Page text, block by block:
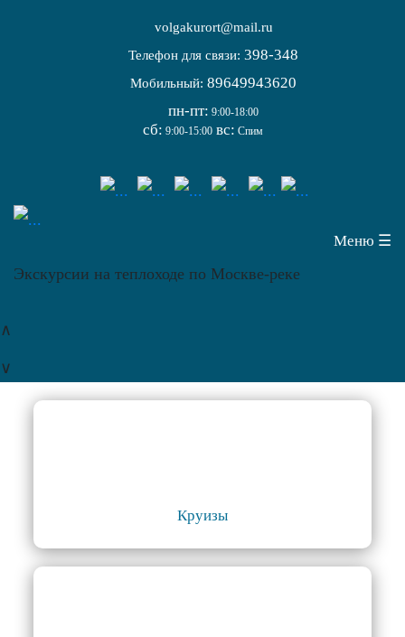
volgakurort@mail.ru
Телефон для связи: 398-348
Мобильный: 89649943620
пн-пт: 9:00-18:00
сб: 9:00-15:00вс: Спим
Меню ☰
Экскурсии на теплоходе по Москве-реке
∧
∨
Круизы